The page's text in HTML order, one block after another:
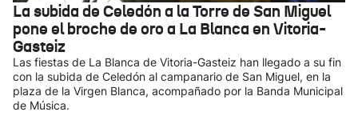
La subida de Celedón a la Torre de San Miguel
pone el broche de oro a La Blanca en Vitoria-
Gasteiz
Las fiestas de La Blanca de Vitoria-Gasteiz han llegado a su fin
con la subida de Celedón al campanario de San Miguel, en la
plaza de la Virgen Blanca, acompañado por la Banda Municipal
de Música.